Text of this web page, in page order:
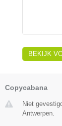
BEKIJK
Copycabana
Niet
Antwerpen.